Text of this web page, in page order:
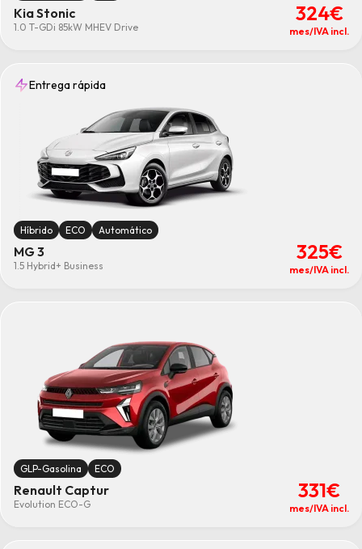
Kia Stonic
1.0 T-GDi 85kW MHEV Drive
324€
mes/IVA incl.
Entrega rápida
Híbrido ECO Automático
MG 3
1.5 Hybrid+ Business
325€
mes/IVA incl.
GLP-Gasolina ECO
Renault Captur
Evolution ECO-G
331€
mes/IVA incl.